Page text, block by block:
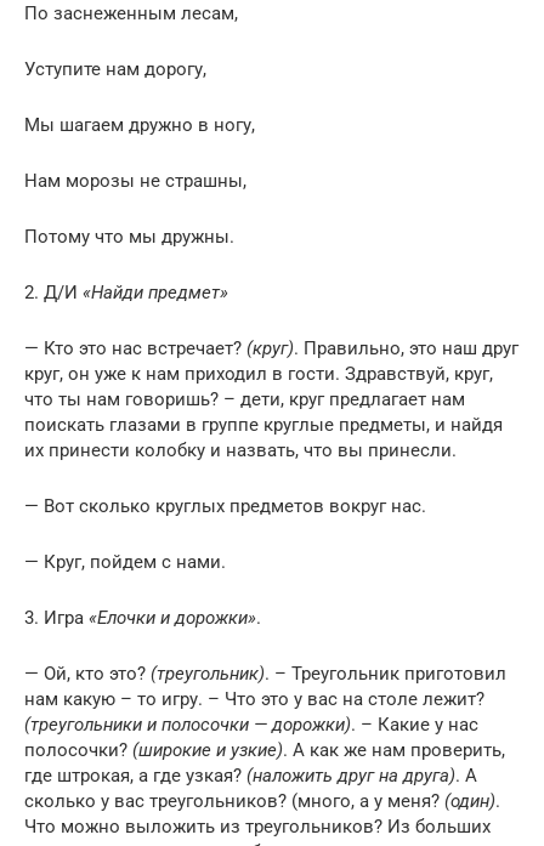
По заснеженным лесам,
Уступите нам дорогу,
Мы шагаем дружно в ногу,
Нам морозы не страшны,
Потому что мы дружны.
2. Д/И «Найди предмет»
— Кто это нас встречает? (круг). Правильно, это наш друг
круг, он уже к нам приходил в гости. Здравствуй, круг,
что ты нам говоришь? – дети, круг предлагает нам
поискать глазами в группе круглые предметы, и найдя
их принести колобку и назвать, что вы принесли.
— Вот сколько круглых предметов вокруг нас.
— Круг, пойдем с нами.
3. Игра «Елочки и дорожки».
— Ой, кто это? (треугольник). – Треугольник приготовил
нам какую – то игру. – Что это у вас на столе лежит?
(треугольники и полосочки — дорожки). – Какие у нас
полосочки? (широкие и узкие). А как же нам проверить,
где штрокая, а где узкая? (наложить друг на друга). А
сколько у вас треугольников? (много, а у меня? (один).
Что можно выложить из треугольников? Из больших